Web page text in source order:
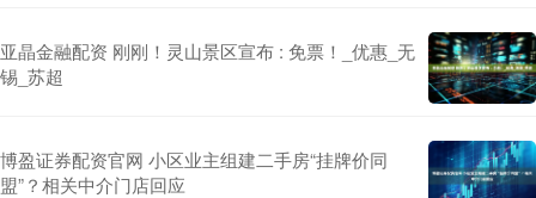
亚晶金融配资 刚刚！灵山景区宣布 : 免票！_优惠_无
锡_苏超
博盈证券配资官网 小区业主组建二手房“挂牌价同
盟”？相关中介门店回应